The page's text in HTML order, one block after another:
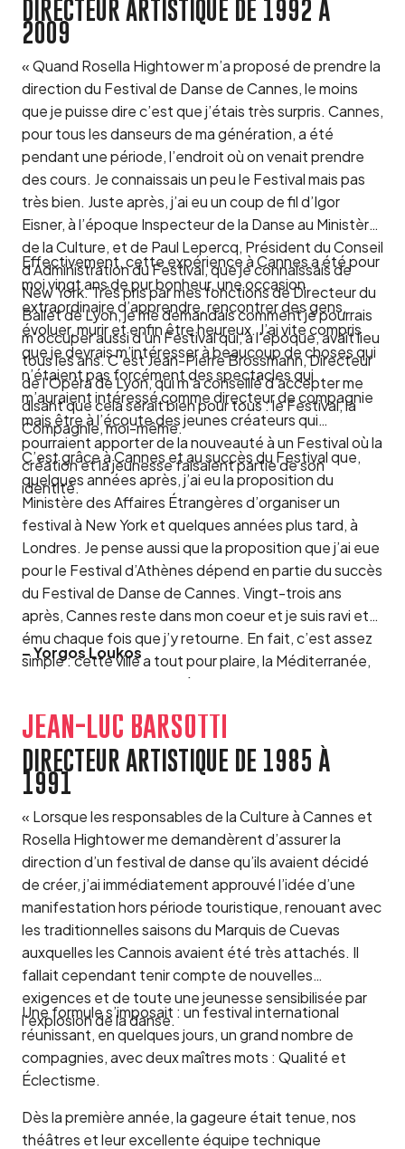
DIRECTEUR ARTISTIQUE DE 1992 À
2009
« Quand Rosella Hightower m’a proposé de prendre la
direction du Festival de Danse de Cannes, le moins
que je puisse dire c’est que j’étais très surpris. Cannes,
pour tous les danseurs de ma génération, a été
pendant une période, l’endroit où on venait prendre
des cours. Je connaissais un peu le Festival mais pas
très bien. Juste après, j’ai eu un coup de fil d’Igor
Eisner, à l’époque Inspecteur de la Danse au Ministère
de la Culture, et de Paul Lepercq, Président du Conseil
d’Administration du Festival, que je connaissais de
New York. Très pris par mes fonctions de Directeur du
Ballet de Lyon, je me demandais comment je pourrais
m’occuper aussi d’un Festival qui, à l’époque, avait lieu
tous les ans. C’est Jean-Pierre Brossmann, Directeur
de l’Opéra de Lyon, qui m’a conseillé d’accepter me
disant que cela serait bien pour tous : le Festival, la
Compagnie, moi-même.
Effectivement, cette expérience à Cannes a été pour
moi vingt ans de pur bonheur, une occasion
extraordinaire d’apprendre, rencontrer des gens,
évoluer, murir et enfin être heureux. J’ai vite compris
que je devrais m’intéresser à beaucoup de choses qui
n’étaient pas forcément des spectacles qui
m’auraient intéressé comme directeur de compagnie
mais être à l’écoute des jeunes créateurs qui
pourraient apporter de la nouveauté à un Festival où la
création et la jeunesse faisaient partie de son
identité.
C’est grâce à Cannes et au succès du Festival que,
quelques années après, j’ai eu la proposition du
Ministère des Affaires Étrangères d’organiser un
festival à New York et quelques années plus tard, à
Londres. Je pense aussi que la proposition que j’ai eue
pour le Festival d’Athènes dépend en partie du succès
du Festival de Danse de Cannes. Vingt-trois ans
après, Cannes reste dans mon coeur et je suis ravi et
ému chaque fois que j’y retourne. En fait, c’est assez
simple : cette ville a tout pour plaire, la Méditerranée,
le soleil et la culture, un véritable bonheur. »
– Yorgos Loukos
JEAN-LUC BARSOTTI
DIRECTEUR ARTISTIQUE DE 1985 À
1991
« Lorsque les responsables de la Culture à Cannes et
Rosella Hightower me demandèrent d’assurer la
direction d’un festival de danse qu’ils avaient décidé
de créer, j’ai immédiatement approuvé l’idée d’une
manifestation hors période touristique, renouant avec
les traditionnelles saisons du Marquis de Cuevas
auxquelles les Cannois avaient été très attachés. Il
fallait cependant tenir compte de nouvelles
exigences et de toute une jeunesse sensibilisée par
l’explosion de la danse.
Une formule s’imposait : un festival international
réunissant, en quelques jours, un grand nombre de
compagnies, avec deux maîtres mots : Qualité et
Éclectisme.
Dès la première année, la gageure était tenue, nos
théâtres et leur excellente équipe technique